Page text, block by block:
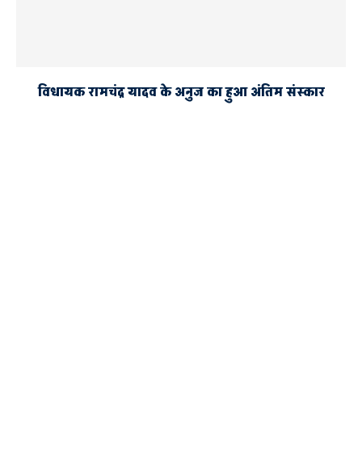
विधायक रामचंद्र यादव के अनुज का हुआ अंतिम संस्कार